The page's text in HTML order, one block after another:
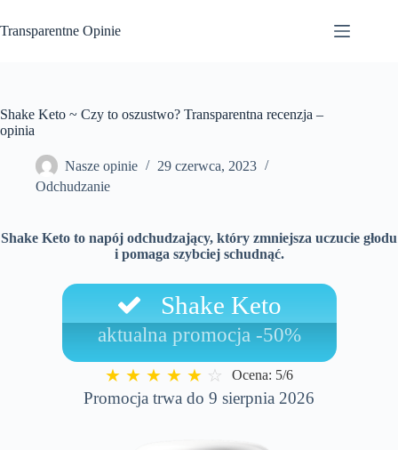
do
treści
Transparentne Opinie
Shake Keto ~ Czy to oszustwo? Transparentna recenzja –
opinia
Nasze opinie
29 czerwca, 2023
Odchudzanie
Shake Keto to napój odchudzający, który zmniejsza uczucie głodu
i pomaga szybciej schudnąć.
Shake Keto
aktualna promocja -50%
★ ★ ★ ★ ★ ☆ Ocena: 5/6
Promocja trwa do 9 sierpnia 2026